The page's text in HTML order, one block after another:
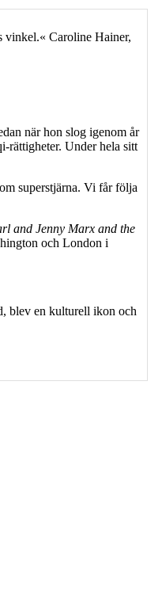
vinkel.« Caroline Hainer,
när hon slog igenom år
rättigheter. Under hela sitt
superstjärna. Vi får följa
and Jenny Marx and the
och London i
blev en kulturell ikon och